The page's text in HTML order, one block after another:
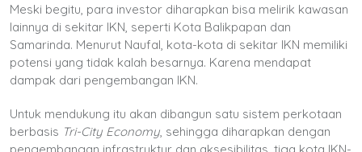
Meski begitu, para investor diharapkan bisa melirik kawasan
lainnya di sekitar IKN, seperti Kota Balikpapan dan
Samarinda. Menurut Naufal, kota-kota di sekitar IKN memiliki
potensi yang tidak kalah besarnya. Karena mendapat
dampak dari pengembangan IKN.
Untuk mendukung itu akan dibangun satu sistem perkotaan
berbasis Tri-City Economy, sehingga diharapkan dengan